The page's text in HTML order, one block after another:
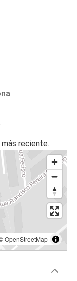
reciente.
OpenStreetMap